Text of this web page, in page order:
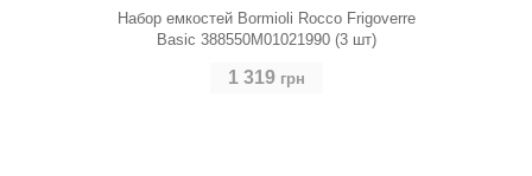
Набор емкостей Bormioli Rocco Frigoverre
Basic 388550M01021990 (3 шт)
1 319 грн